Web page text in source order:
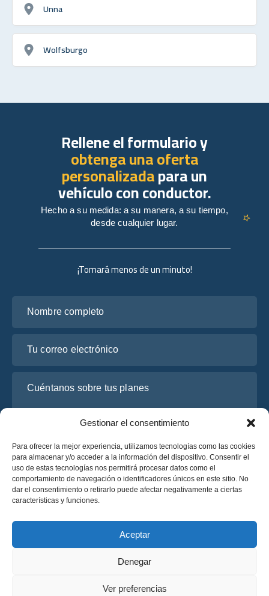
Gestionar el consentimiento
Para ofrecer la mejor experiencia, utilizamos tecnologías como las cookies
para almacenar y/o acceder a la información del dispositivo. Consentir el
uso de estas tecnologías nos permitirá procesar datos como el
comportamiento de navegación o identificadores únicos en este sitio. No
dar el consentimiento o retirarlo puede afectar negativamente a ciertas
características y funciones.
Aceptar
Denegar
Ver preferencias
Unna
Wolfsburgo
¡Tomará menos de un minuto!
He leído y acepto la
Solicite un presupuesto
Solicite un presupuesto
Rellene el formulario y
obtenga una oferta
personalizadapara un
vehículo con conductor.
Hecho a su medida: a su manera, a su tiempo,
desde cualquier lugar.